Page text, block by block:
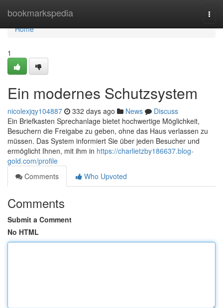
bookmarkspedia
Home
Home
1
Ein modernes Schutzsystem
nicolexjqy104887 332 days ago News
Discuss
Ein Briefkasten Sprechanlage bietet hochwertige Möglichkeit,
Besuchern die Freigabe zu geben, ohne das Haus verlassen zu
müssen. Das System informiert Sie über jeden Besucher und
ermöglicht Ihnen, mit ihm in https://charlietzby186637.blog-
gold.com/profile
Comments
Who Upvoted
Comments
Submit a Comment
No HTML